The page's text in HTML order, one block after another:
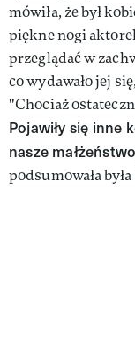
mówiła, że był
piękne nogi
przeglądać w
co wydawało jej
"Chociaż
Pojawiły się inne
nasze
podsumowała